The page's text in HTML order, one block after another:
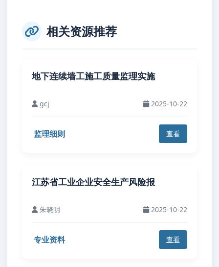
相关资源推荐
地下连续墙工施工质量监理实施
gcj 2025-10-22
监理细则 查看
江苏省工业企业安全生产风险报
朱晓明 2025-10-22
专业资料 查看